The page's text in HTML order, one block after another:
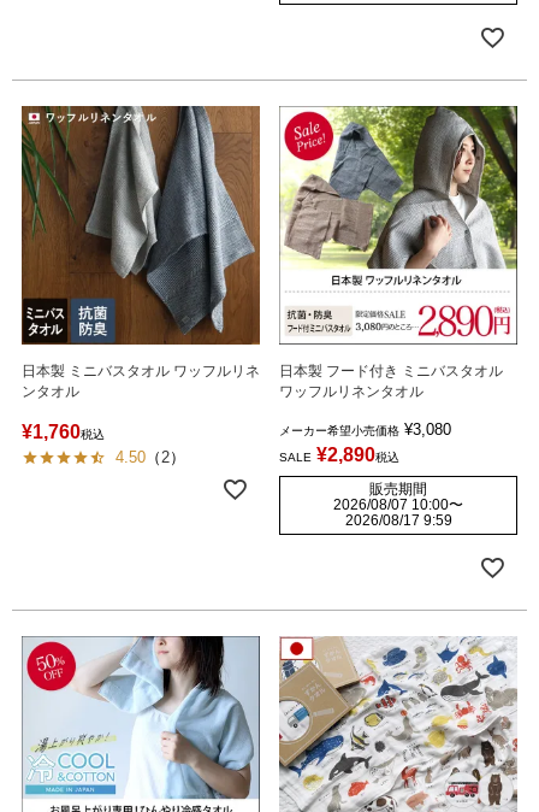
日本製 ミニバスタオル ワッフルリネ
ンタオル
¥1,760税込
4.50 （2）
日本製 フード付き ミニバスタオル
ワッフルリネンタオル
メーカー希望小売価格 ¥3,080
SALE ¥2,890税込
販売期間
2026/08/07 10:00〜
2026/08/17 9:59